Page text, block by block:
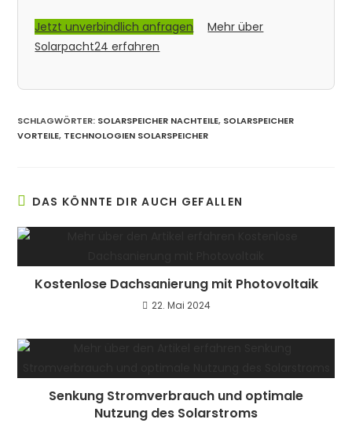
Jetzt unverbindlich anfragen
Mehr über
Solarpacht24 erfahren
SCHLAGWÖRTER: SOLARSPEICHER NACHTEILE, SOLARSPEICHER
VORTEILE, TECHNOLOGIEN SOLARSPEICHER
DAS KÖNNTE DIR AUCH GEFALLEN
Kostenlose Dachsanierung mit Photovoltaik
22. Mai 2024
Senkung Stromverbrauch und optimale
Nutzung des Solarstroms